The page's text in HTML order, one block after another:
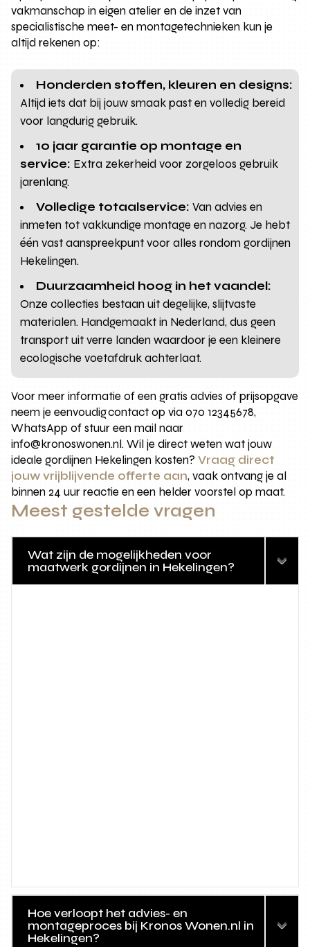
vakmanschap in eigen atelier en de inzet van
specialistische meet- en montagetechnieken kun je
altijd rekenen op:
Honderden stoffen, kleuren en designs:
Altijd iets dat bij jouw smaak past en volledig bereid
voor langdurig gebruik.
10 jaar garantie op montage en
service: Extra zekerheid voor zorgeloos gebruik
jarenlang.
Volledige totaalservice: Van advies en
inmeten tot vakkundige montage en nazorg. Je hebt
één vast aanspreekpunt voor alles rondom gordijnen
Hekelingen.
Duurzaamheid hoog in het vaandel:
Onze collecties bestaan uit degelijke, slijtvaste
materialen. Handgemaakt in Nederland, dus geen
transport uit verre landen waardoor je een kleinere
ecologische voetafdruk achterlaat.
Voor meer informatie of een gratis advies of prijsopgave
neem je eenvoudig contact op via 070 12345678,
WhatsApp of stuur een mail naar
info@kronoswonen.nl. Wil je direct weten wat jouw
ideale gordijnen Hekelingen kosten?Vraag direct
jouw vrijblijvende offerte aan, vaak ontvang je al
binnen 24 uur reactie en een helder voorstel op maat.
Meest gestelde vragen
Wat zijn de mogelijkheden voor
maatwerk gordijnen in Hekelingen?
Hoe verloopt het advies- en
montageproces bij Kronos Wonen.nl in
Hekelingen?